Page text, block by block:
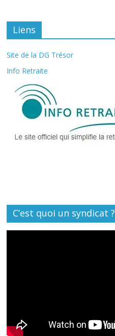
Liens
Site de la DG Trésor
Info Retraite
C’est quoi un syndicat ?